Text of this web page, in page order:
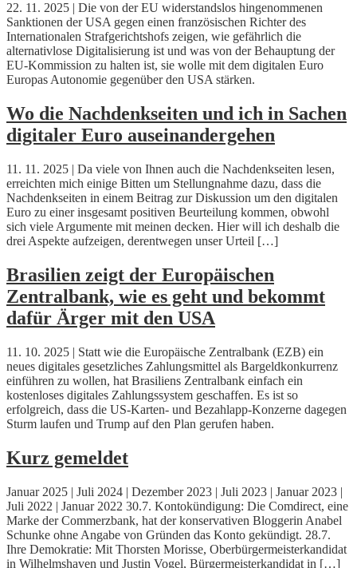
22. 11. 2025 | Die von der EU widerstandslos hingenommenen
Sanktionen der USA gegen einen französischen Richter des
Internationalen Strafgerichtshofs zeigen, wie gefährlich die
alternativlose Digitalisierung ist und was von der Behauptung der
EU-Kommission zu halten ist, sie wolle mit dem digitalen Euro
Europas Autonomie gegenüber den USA stärken.
Wo die Nachdenkseiten und ich in Sachen
digitaler Euro auseinandergehen
11. 11. 2025 | Da viele von Ihnen auch die Nachdenkseiten lesen,
erreichten mich einige Bitten um Stellungnahme dazu, dass die
Nachdenkseiten in einem Beitrag zur Diskussion um den digitalen
Euro zu einer insgesamt positiven Beurteilung kommen, obwohl
sich viele Argumente mit meinen decken. Hier will ich deshalb die
drei Aspekte aufzeigen, derentwegen unser Urteil […]
Brasilien zeigt der Europäischen
Zentralbank, wie es geht und bekommt
dafür Ärger mit den USA
11. 10. 2025 | Statt wie die Europäische Zentralbank (EZB) ein
neues digitales gesetzliches Zahlungsmittel als Bargeldkonkurrenz
einführen zu wollen, hat Brasiliens Zentralbank einfach ein
kostenloses digitales Zahlungssystem geschaffen. Es ist so
erfolgreich, dass die US-Karten- und Bezahlapp-Konzerne dagegen
Sturm laufen und Trump auf den Plan gerufen haben.
Kurz gemeldet
Januar 2025 | Juli 2024 | Dezember 2023 | Juli 2023 | Januar 2023 |
Juli 2022 | Januar 2022 30.7. Kontokündigung: Die Comdirect, eine
Marke der Commerzbank, hat der konservativen Bloggerin Anabel
Schunke ohne Angabe von Gründen das Konto gekündigt. 28.7.
Ihre Demokratie: Mit Thorsten Morisse, Oberbürgermeisterkandidat
in Wilhelmshaven und Justin Vogel, Bürgermeisterkandidat in […]